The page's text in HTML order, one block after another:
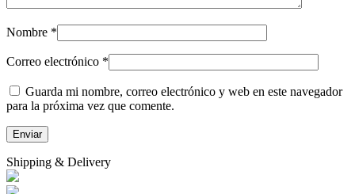
Nombre *
Correo electrónico *
Guarda mi nombre, correo electrónico y web en este navegador
para la próxima vez que comente.
Shipping & Delivery